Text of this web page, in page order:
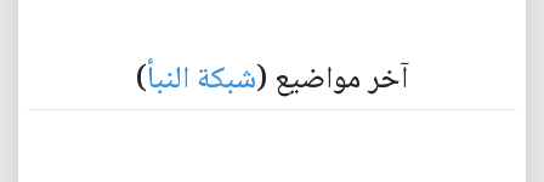
آخر مواضيع (شبكة النبأ)